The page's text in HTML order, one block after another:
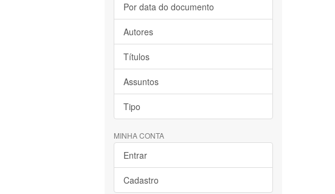
Por data do documento
Autores
Títulos
Assuntos
Tipo
MINHA CONTA
Entrar
Cadastro